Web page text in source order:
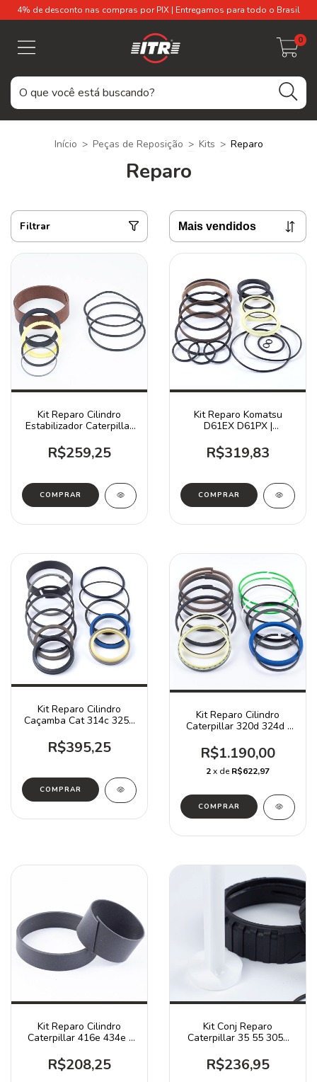
4% de desconto nas compras por PIX | Entregamos para todo o Brasil
0
Início > Peças de Reposição > Kits > Reparo
Reparo
Filtrar
Kit Reparo Cilindro
Estabilizador Caterpillar
R$259,25
Kit Reparo Komatsu
D61EX D61PX |
R$319,83
Kit Reparo Cilindro
Caçamba Cat 314c 325d
R$395,25
Kit Reparo Cilindro
Caterpillar 320d 324d /
R$1.190,00
2x deR$622,97
Kit Reparo Cilindro
Caterpillar 416e 434e /
R$208,25
Kit Conj Reparo
Caterpillar 35 55 3054
R$236,95